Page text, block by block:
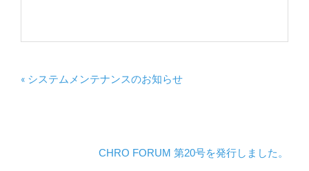
« システムメンテナンスのお知らせ
CHRO FORUM 第20号を発行しました。